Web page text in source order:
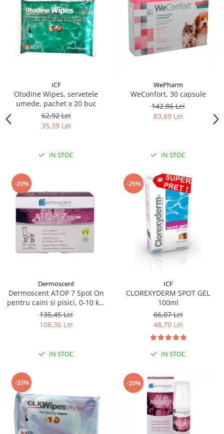
ICF
Otodine Wipes, servetele
umede, pachet x 20 buc
62,92 Lei
35,39 Lei
IN STOC
WePharm
WeConfort, 30 capsule
142,86 Lei
83,69 Lei
IN STOC
-20%
Dermoscent
Dermoscent ATOP 7 Spot On
pentru caini si pisici, 0-10 kg,
4 pipete
135,45 Lei
108,36 Lei
IN STOC
-26%
ICF
CLOREXYDERM SPOT GEL
100ml
66,07 Lei
48,70 Lei
IN STOC
-33% -20%